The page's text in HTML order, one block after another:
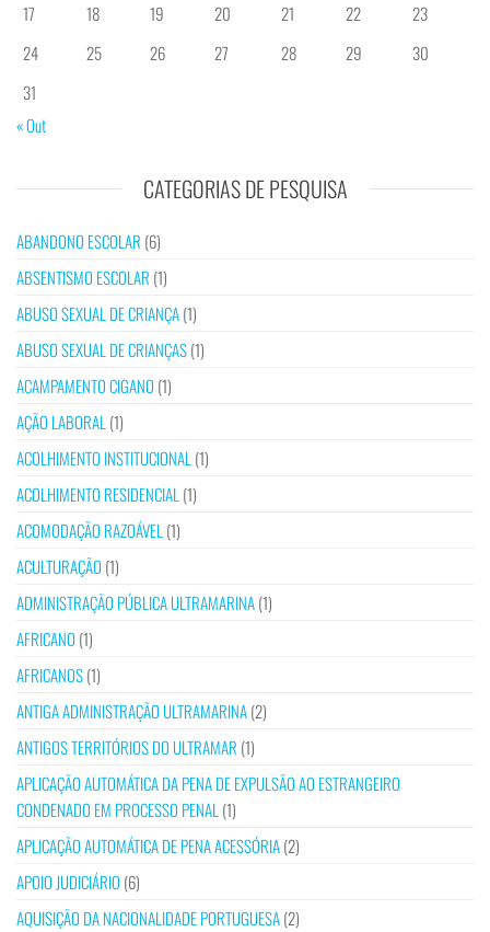
17
18 19 20 21 22
23
24
25 26 27 28 29
30
31
« Out
CATEGORIAS DE PESQUISA
ABANDONO ESCOLAR (6)
ABSENTISMO ESCOLAR (1)
ABUSO SEXUAL DE CRIANÇA(1)
ABUSO SEXUAL DE CRIANÇAS(1)
ACAMPAMENTO CIGANO (1)
AÇÃO LABORAL (1)
ACOLHIMENTO INSTITUCIONAL (1)
ACOLHIMENTO RESIDENCIAL (1)
ACOMODAÇÃO RAZOÁVEL (1)
ACULTURAÇÃO (1)
ADMINISTRAÇÃO PÚBLICA ULTRAMARINA(1)
AFRICANO (1)
AFRICANOS(1)
ANTIGA ADMINISTRAÇÃO ULTRAMARINA(2)
ANTIGOS TERRITÓRIOS DO ULTRAMAR (1)
APLICAÇÃO AUTOMÁTICA DA PENA DE EXPULSÃO AO ESTRANGEIRO
CONDENADO EM PROCESSO PENAL (1)
APLICAÇÃO AUTOMÁTICA DE PENA ACESSÓRIA(2)
APOIO JUDICIÁRIO (6)
AQUISIÇÃO DA NACIONALIDADE PORTUGUESA(2)